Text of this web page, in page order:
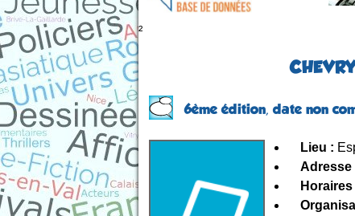
²
6ème édition,date non
Lieu :
Adresse
Horaires